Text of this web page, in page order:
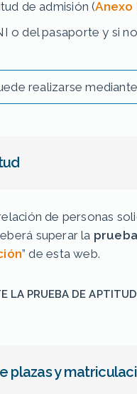
de admisión (Anexo
o del pasaporte y si
realizarse
de personas
superar la
” de esta web.
LA PRUEBA DE
plazas y